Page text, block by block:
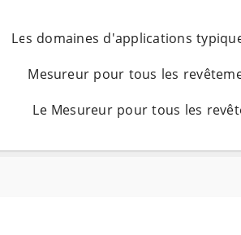
Les domaines d'applications
Mesureur pour tous les
– Le Mesureur pour tous les